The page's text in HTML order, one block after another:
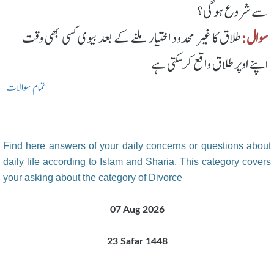
سے شروع ہوگی؟
سوال:طلاق کا غیر محدود اختیار ملنے کے بعد بیوی کسی بھی وقت
اپنے اوپر طلاق واقع کرسکتی ہے
تمام سوالات
Find here answers of your daily concerns or questions about
daily life according to Islam and Sharia. This category covers
your asking about the category of Divorce
07 Aug 2026
23 Safar 1448